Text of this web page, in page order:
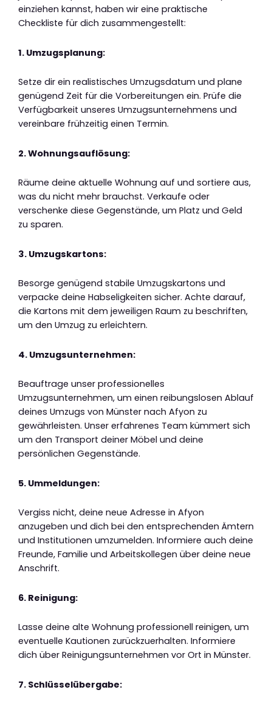
einziehen kannst, haben wir eine praktische
Checkliste für dich zusammengestellt:
1. Umzugsplanung:
Setze dir ein realistisches Umzugsdatum und plane
genügend Zeit für die Vorbereitungen ein. Prüfe die
Verfügbarkeit unseres Umzugsunternehmens und
vereinbare frühzeitig einen Termin.
2. Wohnungsauflösung:
Räume deine aktuelle Wohnung auf und sortiere aus,
was du nicht mehr brauchst. Verkaufe oder
verschenke diese Gegenstände, um Platz und Geld
zu sparen.
3. Umzugskartons:
Besorge genügend stabile Umzugskartons und
verpacke deine Habseligkeiten sicher. Achte darauf,
die Kartons mit dem jeweiligen Raum zu beschriften,
um den Umzug zu erleichtern.
4. Umzugsunternehmen:
Beauftrage unser professionelles
Umzugsunternehmen, um einen reibungslosen Ablauf
deines Umzugs von Münster nach Afyon zu
gewährleisten. Unser erfahrenes Team kümmert sich
um den Transport deiner Möbel und deine
persönlichen Gegenstände.
5. Ummeldungen:
Vergiss nicht, deine neue Adresse in Afyon
anzugeben und dich bei den entsprechenden Ämtern
und Institutionen umzumelden. Informiere auch deine
Freunde, Familie und Arbeitskollegen über deine neue
Anschrift.
6. Reinigung:
Lasse deine alte Wohnung professionell reinigen, um
eventuelle Kautionen zurückzuerhalten. Informiere
dich über Reinigungsunternehmen vor Ort in Münster.
7. Schlüsselübergabe: